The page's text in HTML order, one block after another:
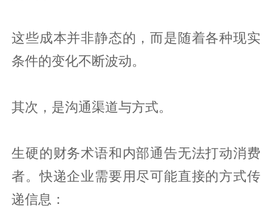
这些成本并非静态的，而是随着各种现实
条件的变化不断波动。
其次，是沟通渠道与方式。
生硬的财务术语和内部通告无法打动消费
者。快递企业需要用尽可能直接的方式传
递信息：